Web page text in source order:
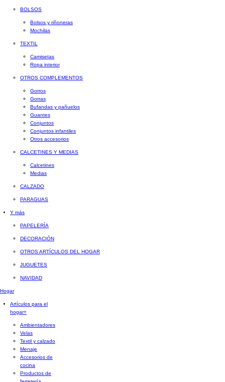
BOLSOS
Bolsos y riñoneras
Mochilas
TEXTIL
Camisetas
Ropa interior
OTROS COMPLEMENTOS
Gorros
Gorras
Bufandas y pañuelos
Guantes
Conjuntos
Conjuntos infantiles
Otros accesorios
CALCETINES Y MEDIAS
Calcetines
Medias
CALZADO
PARAGUAS
Y más
PAPELERÍA
DECORACIÓN
OTROS ARTÍCULOS DEL HOGAR
JUGUETES
NAVIDAD
Hogar
Artículos para el
hogar+
Ambientadores
Velas
Textil y calzado
Menaje
Accesorios de
cocina
Productos de